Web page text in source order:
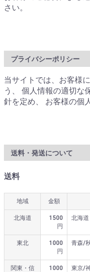
さい。
プライバシーポリシー
当サイトでは、お客様
う、 個人情報の適切な
針を定め、 お客様の個
送料・発送について
送料
地域 金額
北海道
1500
円
北海道
東北
1000
円
青森/
関東・信
1000
東京/